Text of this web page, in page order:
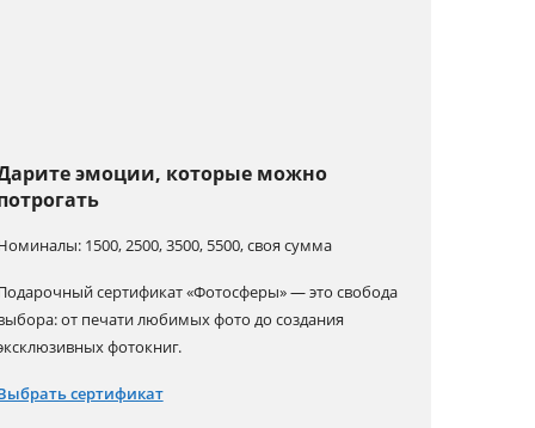
эмоции, которые можно
1500, 2500, 3500, 5500, своя сумма
сертификат «Фотосферы» — это свобода
от печати любимых фото до создания
фотокниг.
сертификат